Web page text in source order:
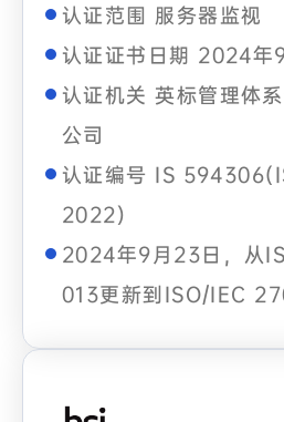
认证范围 服务器监视
认证证书日期 2024年
认证机关 英标管理体
公司
认证编号 IS
2022)
2024年9月23日，从
013更新到ISO/IEC